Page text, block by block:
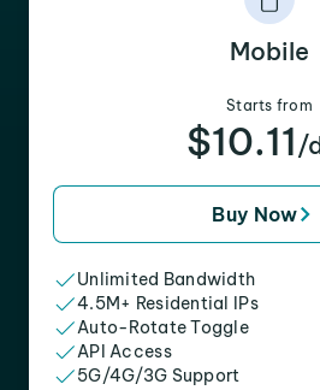
Mobile
Starts from
$10.11 /
Buy Now
Unlimited Bandwidth
4.5M+ Residential IPs
Auto-Rotate Toggle
API Access
5G/4G/3G Support